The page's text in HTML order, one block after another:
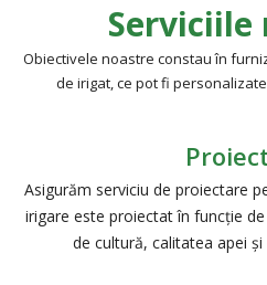
Serviciile
Obiectivele noastre constau în
de irigat, ce pot fi
Asigurăm serviciu de proiectare
irigare este proiectat în funcție
de cultură, calitatea apei